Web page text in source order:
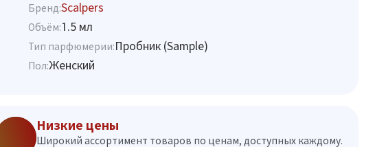
Бренд:Scalpers
Объём:1.5 мл
Тип парфюмерии:Пробник (Sample)
Пол:Женский
Низкие цены
Широкий ассортимент товаров по ценам, доступных каждому.